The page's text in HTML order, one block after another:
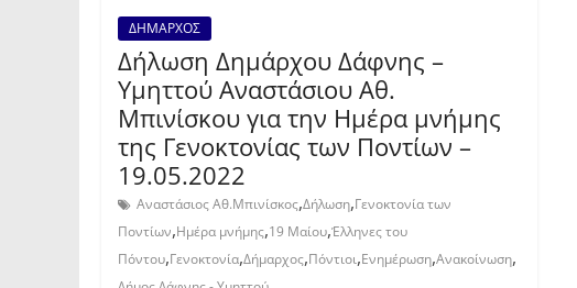
ΔΗΜΑΡΧΟΣ
Δήλωση Δημάρχου Δάφνης –
Υμηττού Αναστάσιου Αθ.
Μπινίσκου για την Ημέρα μνήμης
της Γενοκτονίας των Ποντίων –
19.05.2022
Αναστάσιος Αθ.Μπινίσκος,Δήλωση,Γενοκτονία των
Ποντίων,Ημέρα μνήμης,19 Μαίου,Έλληνες του
Πόντου,Γενοκτονία,Δήμαρχος,Πόντιοι,Ενημέρωση,Ανακοίνωση,